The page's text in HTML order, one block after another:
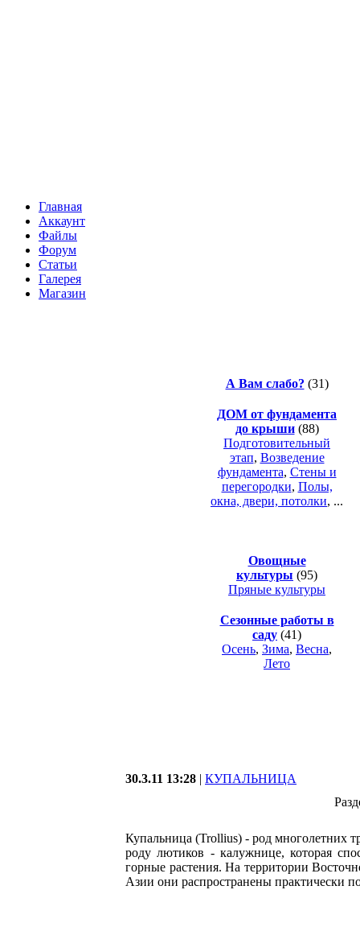
Главная
Аккаунт
Файлы
Форум
Статьи
Галерея
Магазин
А Вам слабо? (31)
ДОМ от фундамента
до крыши(88)
Подготовительный
этап, Возведение
фундамента, Стены и
перегородки, Полы,
окна, двери, потолки, ...
Овощные
культуры (95)
Пряные культуры
Сезонные работы в
саду (41)
Осень, Зима, Весна,
Лето
30.3.11 13:28 | КУПАЛЬНИЦА
Купальница (Trollius) - род многолетних
роду лютиков - калужнице, которая
горные растения. На территории
Азии они распространены практически